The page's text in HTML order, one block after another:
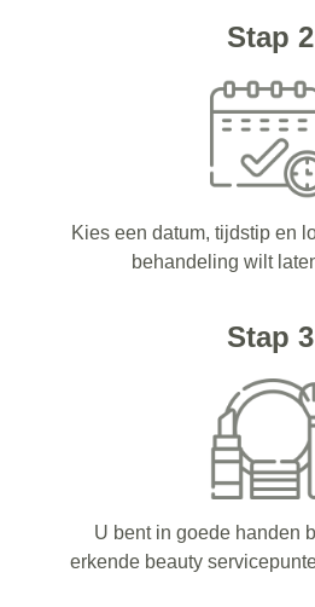
Stap 2
Kies een datum, tijdstip en
behandeling wilt
Stap 3
U bent in goede handen
erkende beauty